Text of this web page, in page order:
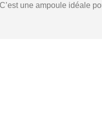
une ampoule idéale